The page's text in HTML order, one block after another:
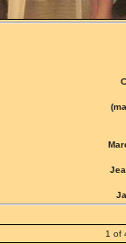
1 of